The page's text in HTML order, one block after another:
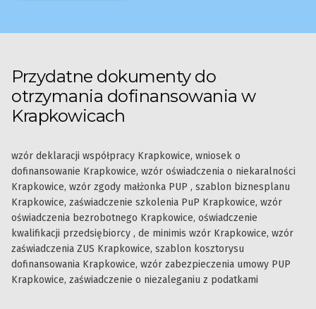
Przydatne dokumenty do
otrzymania dofinansowania w
Krapkowicach
wzór deklaracji współpracy Krapkowice, wniosek o
dofinansowanie Krapkowice, wzór oświadczenia o niekaralności
Krapkowice, wzór zgody małżonka PUP , szablon biznesplanu
Krapkowice, zaświadczenie szkolenia PuP Krapkowice, wzór
oświadczenia bezrobotnego Krapkowice, oświadczenie
kwalifikacji przedsiębiorcy , de minimis wzór Krapkowice, wzór
zaświadczenia ZUS Krapkowice, szablon kosztorysu
dofinansowania Krapkowice, wzór zabezpieczenia umowy PUP
Krapkowice, zaświadczenie o niezaleganiu z podatkami